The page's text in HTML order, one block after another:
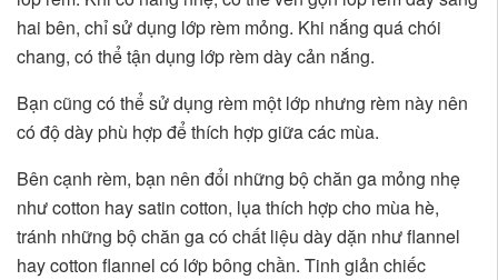
hai bên, chỉ sử dụng lớp rèm mỏng. Khi nắng quá chói
chang, có thể tận dụng lớp rèm dày cản nắng.
Bạn cũng có thể sử dụng rèm một lớp nhưng rèm này nên
có độ dày phù hợp để thích hợp giữa các mùa.
Bên cạnh rèm, bạn nên đổi những bộ chăn ga mỏng nhẹ
như cotton hay satin cotton, lụa thích hợp cho mùa hè,
tránh những bộ chăn ga có chất liệu dày dặn như flannel
hay cotton flannel có lớp bông chần. Tinh giản chiếc